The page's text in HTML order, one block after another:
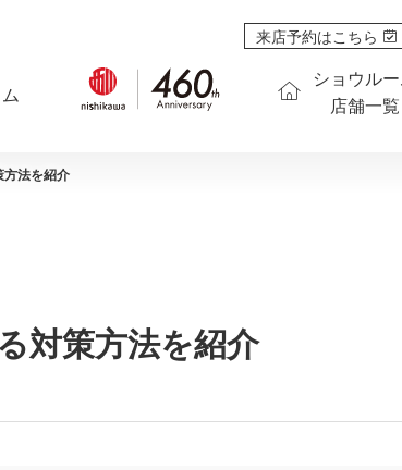
ショウル
店舗一覧
来店予約はこちら
方法を紹介
対策方法を紹介